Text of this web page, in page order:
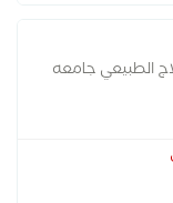
القوام وآلام
دقيق للحالة
والعلاج اليدوي
النتائج،
الأنشطة
الطبيعي جامعه
العلاج الطبيعي